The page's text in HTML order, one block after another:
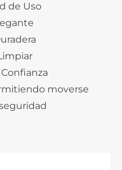
de Uso
moverse